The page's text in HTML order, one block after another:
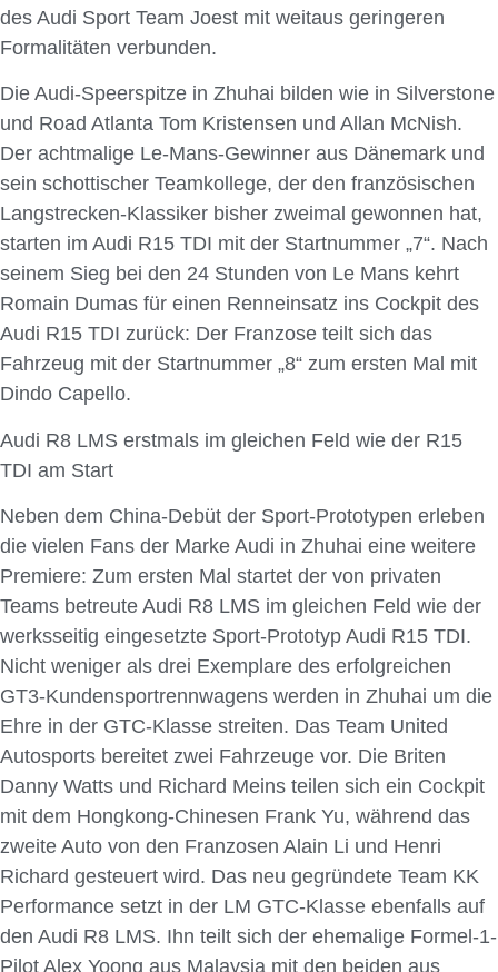
des Audi Sport Team Joest mit weitaus geringeren
Formalitäten verbunden.
Die Audi-Speerspitze in Zhuhai bilden wie in Silverstone
und Road Atlanta Tom Kristensen und Allan McNish.
Der achtmalige Le-Mans-Gewinner aus Dänemark und
sein schottischer Teamkollege, der den französischen
Langstrecken-Klassiker bisher zweimal gewonnen hat,
starten im Audi R15 TDI mit der Startnummer „7“. Nach
seinem Sieg bei den 24 Stunden von Le Mans kehrt
Romain Dumas für einen Renneinsatz ins Cockpit des
Audi R15 TDI zurück: Der Franzose teilt sich das
Fahrzeug mit der Startnummer „8“ zum ersten Mal mit
Dindo Capello.
Audi R8 LMS erstmals im gleichen Feld wie der R15
TDI am Start
Neben dem China-Debüt der Sport-Prototypen erleben
die vielen Fans der Marke Audi in Zhuhai eine weitere
Premiere: Zum ersten Mal startet der von privaten
Teams betreute Audi R8 LMS im gleichen Feld wie der
werksseitig eingesetzte Sport-Prototyp Audi R15 TDI.
Nicht weniger als drei Exemplare des erfolgreichen
GT3-Kundensportrennwagens werden in Zhuhai um die
Ehre in der GTC-Klasse streiten. Das Team United
Autosports bereitet zwei Fahrzeuge vor. Die Briten
Danny Watts und Richard Meins teilen sich ein Cockpit
mit dem Hongkong-Chinesen Frank Yu, während das
zweite Auto von den Franzosen Alain Li und Henri
Richard gesteuert wird. Das neu gegründete Team KK
Performance setzt in der LM GTC-Klasse ebenfalls auf
den Audi R8 LMS. Ihn teilt sich der ehemalige Formel-1-
Pilot Alex Yoong aus Malaysia mit den beiden aus